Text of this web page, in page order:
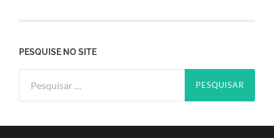
PESQUISE NO SITE
por: